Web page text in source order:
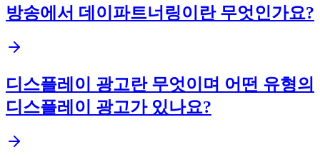
방송에서 데이파트너링이란 무엇인가요?
디스플레이 광고란 무엇이며 어떤 유형의
디스플레이 광고가 있나요?